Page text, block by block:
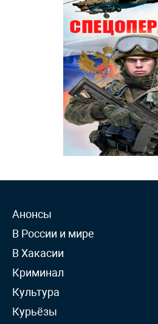
Анонсы
В России и мире
В Хакасии
Криминал
Культура
Курьёзы